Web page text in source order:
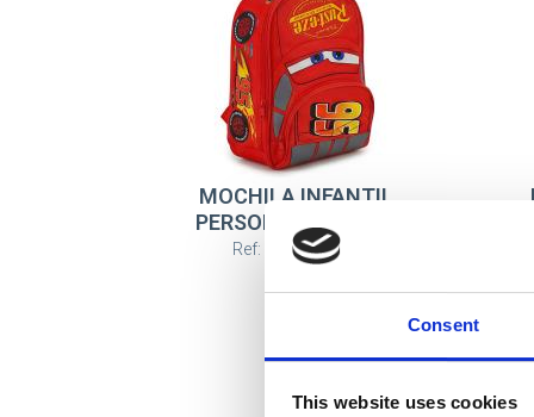
Consent
This website uses cookies
MOCHILA INFANTIL
PERSONAGEM CARS
Ref: 2100006536